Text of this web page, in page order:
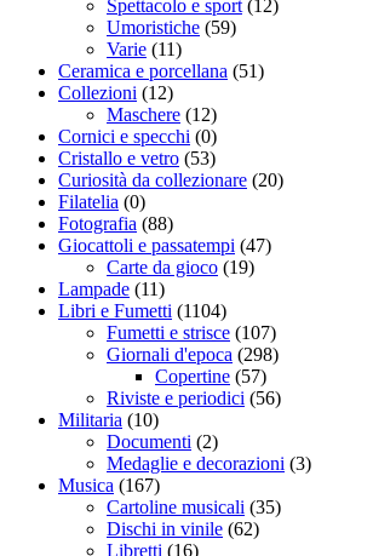
Spettacolo e sport (12)
Umoristiche (59)
Varie (11)
Ceramica e porcellana (51)
Collezioni (12)
Maschere (12)
Cornici e specchi (0)
Cristallo e vetro (53)
Curiosità da collezionare (20)
Filatelia (0)
Fotografia (88)
Giocattoli e passatempi (47)
Carte da gioco (19)
Lampade (11)
Libri e Fumetti (1104)
Fumetti e strisce (107)
Giornali d'epoca (298)
Copertine (57)
Riviste e periodici (56)
Militaria (10)
Documenti (2)
Medaglie e decorazioni (3)
Musica (167)
Cartoline musicali (35)
Dischi in vinile (62)
Libretti (16)